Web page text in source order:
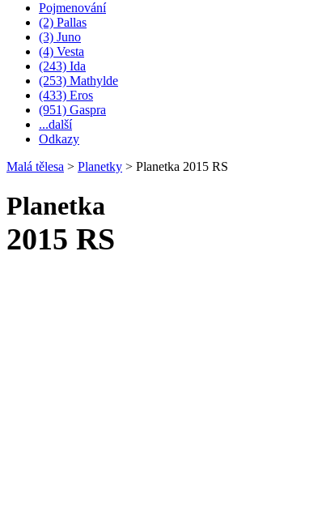
Pojmenování
(2) Pallas
(3) Juno
(4) Vesta
(243) Ida
(253) Mathylde
(433) Eros
(951) Gaspra
...další
Odkazy
Malá tělesa > Planetky > Planetka 2015 RS
Planetka
2015 RS